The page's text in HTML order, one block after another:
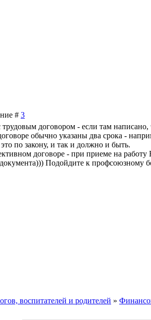
# 3
трудовым договором - если там
обычно указаны два срока -
по закону, и так и должно и быть.
договоре - при приеме на
Подойдите к профсоюзному
воспитателей и родителей »